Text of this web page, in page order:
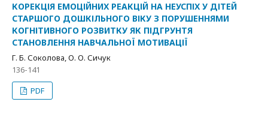
КОРЕКЦІЯ ЕМОЦІЙНИХ РЕАКЦІЙ НА НЕУСПІХ У ДІТЕЙ
СТАРШОГО ДОШКІЛЬНОГО ВІКУ З ПОРУШЕННЯМИ
КОГНІТИВНОГО РОЗВИТКУ ЯК ПІДГРУНТЯ
СТАНОВЛЕННЯ НАВЧАЛЬНОЇ МОТИВАЦІЇ
Г. Б. Соколова, О. О. Сичук
136-141
PDF